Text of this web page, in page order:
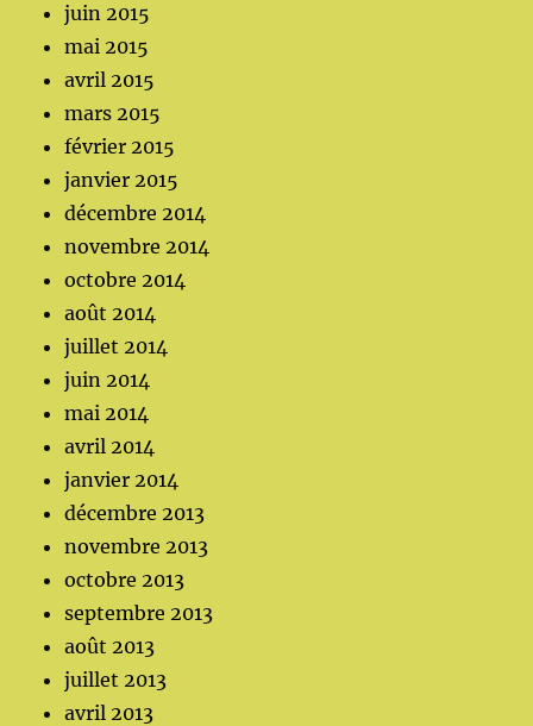
juin 2015
mai 2015
avril 2015
mars 2015
février 2015
janvier 2015
décembre 2014
novembre 2014
octobre 2014
août 2014
juillet 2014
juin 2014
mai 2014
avril 2014
janvier 2014
décembre 2013
novembre 2013
octobre 2013
septembre 2013
août 2013
juillet 2013
avril 2013